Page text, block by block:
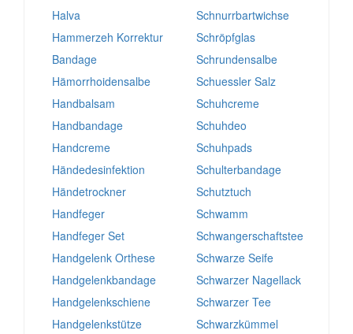
Halva
Hammerzeh Korrektur
Bandage
Hämorrhoidensalbe
Handbalsam
Handbandage
Handcreme
Händedesinfektion
Händetrockner
Handfeger
Handfeger Set
Handgelenk Orthese
Handgelenkbandage
Handgelenkschiene
Handgelenkstütze
Schnurrbartwichse
Schröpfglas
Schrundensalbe
Schuessler Salz
Schuhcreme
Schuhdeo
Schuhpads
Schulterbandage
Schutztuch
Schwamm
Schwangerschaftstee
Schwarze Seife
Schwarzer Nagellack
Schwarzer Tee
Schwarzkümmel